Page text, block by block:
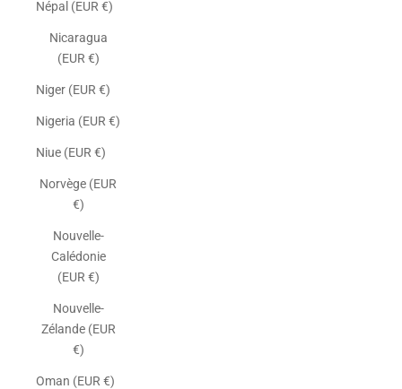
Népal (EUR €)
Nicaragua
(EUR €)
Niger (EUR €)
Nigeria (EUR €)
Niue (EUR €)
Norvège (EUR
€)
Nouvelle-
Calédonie
(EUR €)
Nouvelle-
Zélande (EUR
€)
Oman (EUR €)